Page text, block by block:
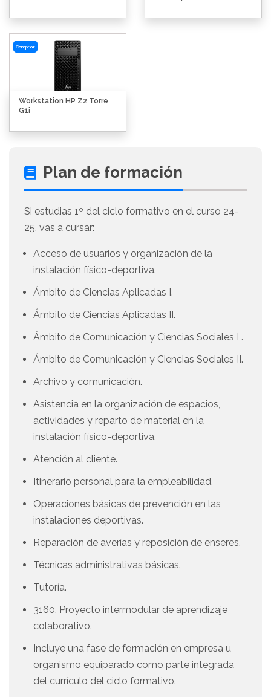
Comprar
Workstation HP Z2 Torre
G1i
Plan de formación
Si estudias 1º del ciclo formativo en el curso 24-
25, vas a cursar:
Acceso de usuarios y organización de la
instalación físico-deportiva.
Ámbito de Ciencias Aplicadas I.
Ámbito de Ciencias Aplicadas II.
Ámbito de Comunicación y Ciencias Sociales I .
Ámbito de Comunicación y Ciencias Sociales II.
Archivo y comunicación.
Asistencia en la organización de espacios,
actividades y reparto de material en la
instalación físico-deportiva.
Atención al cliente.
Itinerario personal para la empleabilidad.
Operaciones básicas de prevención en las
instalaciones deportivas.
Reparación de averías y reposición de enseres.
Técnicas administrativas básicas.
Tutoría.
3160. Proyecto intermodular de aprendizaje
colaborativo.
Incluye una fase de formación en empresa u
organismo equiparado como parte integrada
del currículo del ciclo formativo.